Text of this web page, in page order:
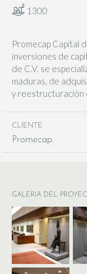
1300
Promecap Capital
inversiones de
de C.V. se
maduras, de
y reestructuración
CLIENTE
Promecap
GALERIA DEL